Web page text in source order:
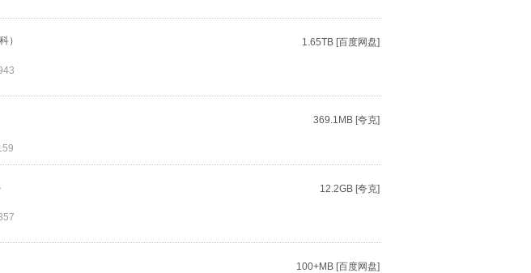
） 1.65TB [百度网盘]
369.1MB [夸克]
12.2GB [夸克]
100+MB [百度网盘]